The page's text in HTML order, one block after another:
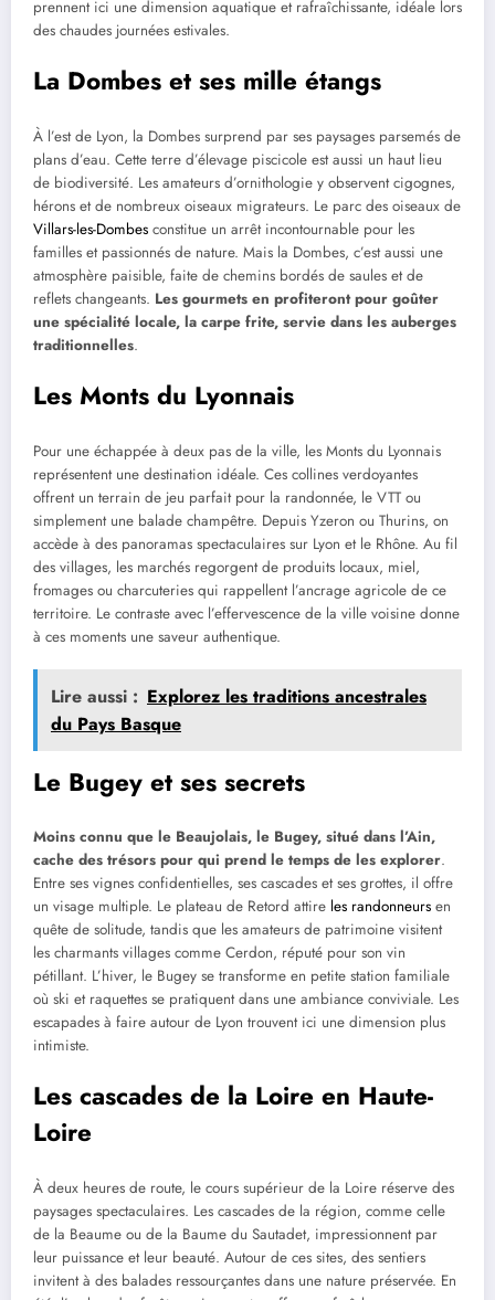
prennent ici une dimension aquatique et rafraîchissante, idéale lors
des chaudes journées estivales.
La Dombes et ses mille étangs
À l’est de Lyon, la Dombes surprend par ses paysages parsemés de
plans d’eau. Cette terre d’élevage piscicole est aussi un haut lieu
de biodiversité. Les amateurs d’ornithologie y observent cigognes,
hérons et de nombreux oiseaux migrateurs. Le parc des oiseaux de
Villars-les-Dombes constitue un arrêt incontournable pour les
familles et passionnés de nature. Mais la Dombes, c’est aussi une
atmosphère paisible, faite de chemins bordés de saules et de
reflets changeants. Les gourmets en profiteront pour goûter
une spécialité locale, la carpe frite, servie dans les auberges
traditionnelles.
Les Monts du Lyonnais
Pour une échappée à deux pas de la ville, les Monts du Lyonnais
représentent une destination idéale. Ces collines verdoyantes
offrent un terrain de jeu parfait pour la randonnée, le VTT ou
simplement une balade champêtre. Depuis Yzeron ou Thurins, on
accède à des panoramas spectaculaires sur Lyon et le Rhône. Au fil
des villages, les marchés regorgent de produits locaux, miel,
fromages ou charcuteries qui rappellent l’ancrage agricole de ce
territoire. Le contraste avec l’effervescence de la ville voisine donne
à ces moments une saveur authentique.
Lire aussi : Explorez les traditions ancestrales
du Pays Basque
Le Bugey et ses secrets
Moins connu que le Beaujolais, le Bugey, situé dans l’Ain,
cache des trésors pour qui prend le temps de les explorer.
Entre ses vignes confidentielles, ses cascades et ses grottes, il offre
un visage multiple. Le plateau de Retord attire les randonneurs en
quête de solitude, tandis que les amateurs de patrimoine visitent
les charmants villages comme Cerdon, réputé pour son vin
pétillant. L’hiver, le Bugey se transforme en petite station familiale
où ski et raquettes se pratiquent dans une ambiance conviviale. Les
escapades à faire autour de Lyon trouvent ici une dimension plus
intimiste.
Les cascades de la Loire en Haute-
Loire
À deux heures de route, le cours supérieur de la Loire réserve des
paysages spectaculaires. Les cascades de la région, comme celle
de la Beaume ou de la Baume du Sautadet, impressionnent par
leur puissance et leur beauté. Autour de ces sites, des sentiers
invitent à des balades ressourçantes dans une nature préservée. En